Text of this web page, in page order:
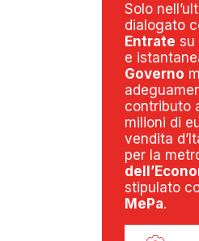
Solo
dialogato
Entrate su
e
Governo
contributo
milioni di
vendita
per la
stipulato
MePa.